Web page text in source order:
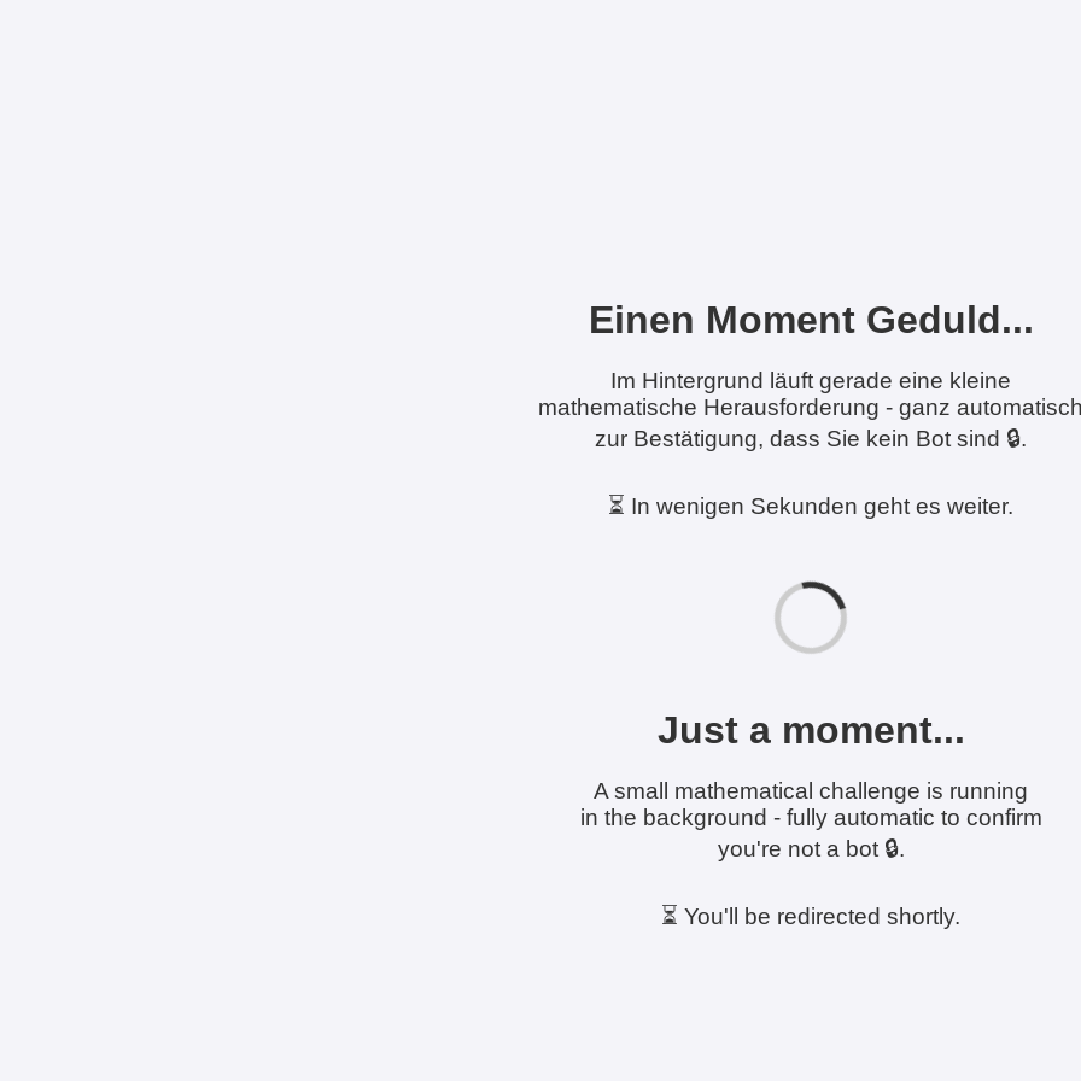
Einen Moment Geduld...
Im Hintergrund läuft gerade eine kleine
mathematische Herausforderung - ganz
zur Bestätigung, dass Sie kein Bot sind 🔒.
⏳ In wenigen Sekunden geht es weiter.
Just a moment...
A small mathematical challenge is running
in the background - fully automatic to confirm
you're not a bot 🔒.
⏳ You'll be redirected shortly.